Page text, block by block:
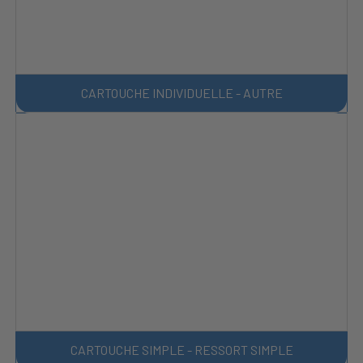
CARTOUCHE INDIVIDUELLE - AUTRE
CARTOUCHE SIMPLE - RESSORT SIMPLE